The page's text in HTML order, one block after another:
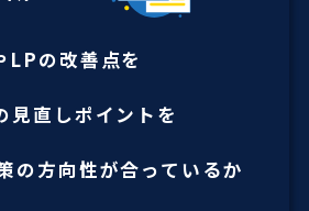
LPの改善点を
見直しポイントを
の方向性が合っているか